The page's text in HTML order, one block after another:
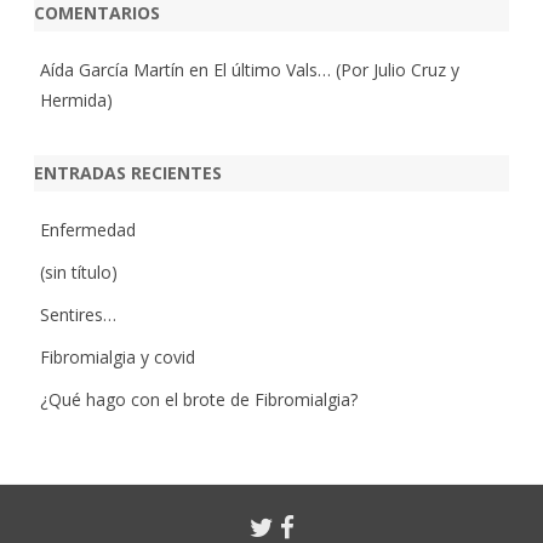
COMENTARIOS
Aída García Martín en El último Vals… (Por Julio Cruz y
Hermida)
ENTRADAS RECIENTES
Enfermedad
(sin título)
Sentires…
Fibromialgia y covid
¿Qué hago con el brote de Fibromialgia?